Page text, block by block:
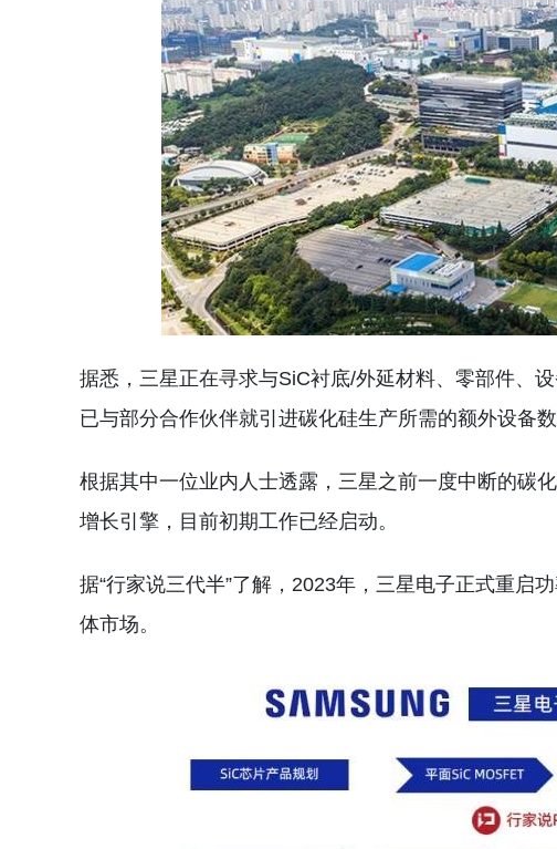
据悉，三星正在寻求与SiC衬底/外延材料、零部件、
已与部分合作伙伴就引进碳化硅生产所需的额外设备数
根据其中一位业内人士透露，三星之前一度中断的碳
增长引擎，目前初期工作已经启动。
据“行家说三代半”了解，2023年，三星电子正式重启
体市场。